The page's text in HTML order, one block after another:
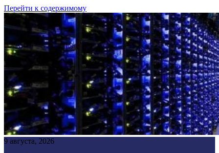
Перейти к содержимому
9 августа, 2026